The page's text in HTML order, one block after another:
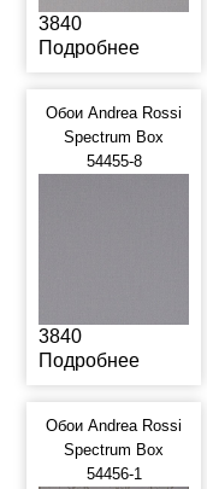
3840
Подробнее
Обои Andrea Rossi
Spectrum Box
54455-8
3840
Подробнее
Обои Andrea Rossi
Spectrum Box
54456-1